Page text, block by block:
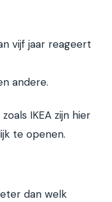
vijf jaar reageert
andere.
IKEA zijn hier
te openen.
dan welk